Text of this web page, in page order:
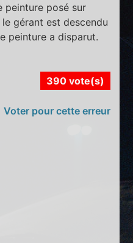
peinture posé sur
gérant est descendu
peinture a disparut.
390 vote(s)
Voter pour cette erreur